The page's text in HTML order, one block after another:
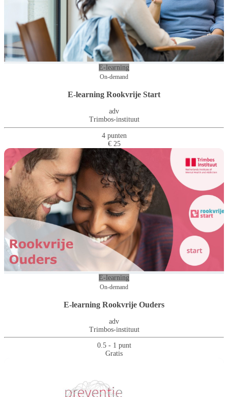
E-learning
On-demand
E-learning Rookvrije Start
adv
Trimbos-instituut
4 punten
€ 25
E-learning
On-demand
E-learning Rookvrije Ouders
adv
Trimbos-instituut
0.5 - 1 punt
Gratis